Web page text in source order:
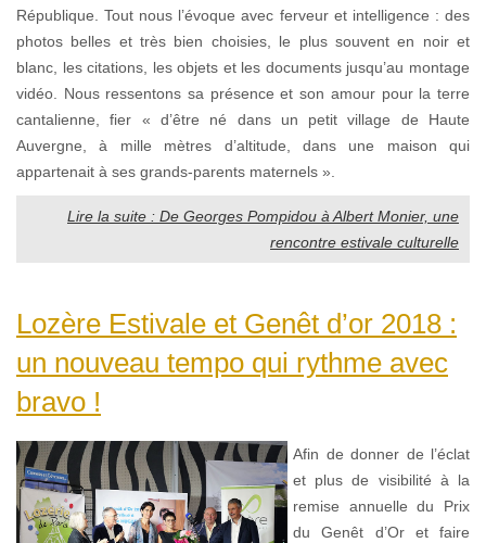
République. Tout nous l’évoque avec ferveur et intelligence : des
photos belles et très bien choisies, le plus souvent en noir et
blanc, les citations, les objets et les documents jusqu’au montage
vidéo. Nous ressentons sa présence et son amour pour la terre
cantalienne, fier « d’être né dans un petit village de Haute
Auvergne, à mille mètres d’altitude, dans une maison qui
appartenait à ses grands-parents maternels ».
Lire la suite : De Georges Pompidou à Albert Monier, une
rencontre estivale culturelle
Lozère Estivale et Genêt d’or 2018 :
un nouveau tempo qui rythme avec
bravo !
Afin de donner de l’éclat
et plus de visibilité à la
remise annuelle du Prix
du Genêt d’Or et faire